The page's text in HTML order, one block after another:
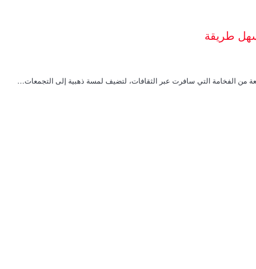
طريقة
من الفخامة التي سافرت عبر الثقافات، لتضيف لمسة ذهبية إلى التجمعات…